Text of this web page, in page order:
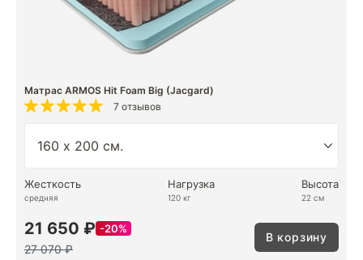
Матрас ARMOS Hit Foam Big (Jacgard)
7 отзывов
Жесткость
средняя
Нагрузка
120 кг
Высота
22 см
21 650 ₽ 20%
27 070 ₽
В корзину